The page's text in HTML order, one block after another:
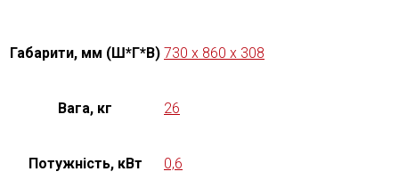
Габарити, мм (Ш*Г*В) 730 x 860 x 308
Вага, кг 26
Потужність, кВт 0,6